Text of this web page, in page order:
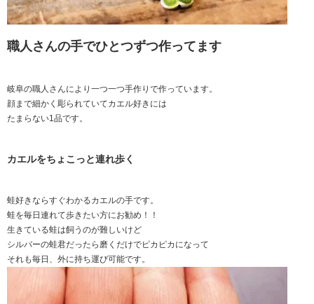
職人さんの手でひとつずつ作ってます
岐阜の職人さんにより一つ一つ手作りで作っています。
顔まで細かく彫られていてカエル好きには
たまらない1品です。
カエルをちょこっと連れ歩く
蛙好きならすぐわかるカエルの手です。
蛙を毎日連れて歩きたい方にお勧め！！
生きている蛙は飼うのが難しいけど
シルバーの蛙君だったら磨くだけでピカピカになって
それも毎日、外に持ち運び可能です。